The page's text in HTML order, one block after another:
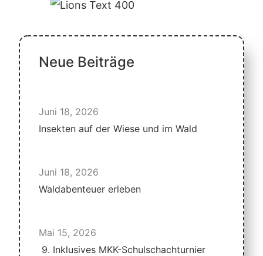
Neue Beiträge
Juni 18, 2026
Insekten auf der Wiese und im Wald
Juni 18, 2026
Waldabenteuer erleben
Mai 15, 2026
9. Inklusives MKK-Schulschachturnier